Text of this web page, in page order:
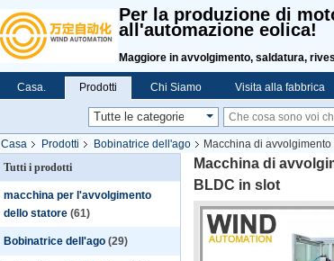
Per la produzione di
all'automazione eolica!
Maggiore in avvolgimento, saldatura,
Casa. Prodotti Chi Siamo Visita alla fabbrica
Casa Prodotti Bobinatrice dell'ago
Macchina di
Tutti i prodotti
macchina per l'avvolgimento
dello statore (61)
Bobinatrice dell'ago (29)
Macchina di
BLDC in slot